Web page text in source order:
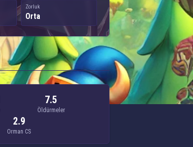
Zorluk
Orta
7.5
Öldürmeler
2.9
Orman CS